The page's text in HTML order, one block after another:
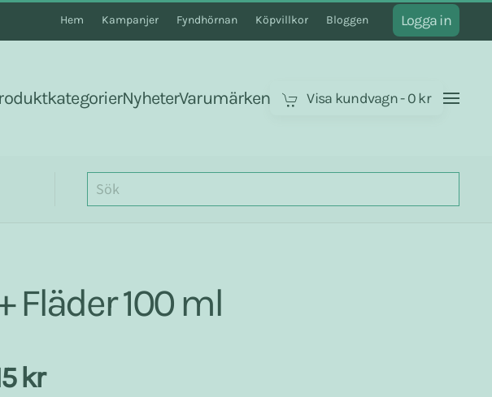
Hem Kampanjer Fyndhörnan Köpvillkor Bloggen Logga in
NyheterVarumärken Visa kundvagn-0 kr
Fläder 100 ml
kr